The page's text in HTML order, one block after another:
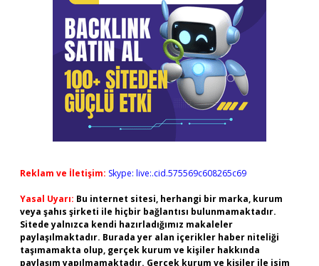
Reklam ve İletişim: Skype: live:.cid.575569c608265c69
Yasal Uyarı: Bu internet sitesi, herhangi bir marka, kurum
veya şahıs şirketi ile hiçbir bağlantısı bulunmamaktadır.
Sitede yalnızca kendi hazırladığımız makaleler
paylaşılmaktadır. Burada yer alan içerikler haber niteliği
taşımamakta olup, gerçek kurum ve kişiler hakkında
paylaşım yapılmamaktadır. Gerçek kurum ve kişiler ile isim